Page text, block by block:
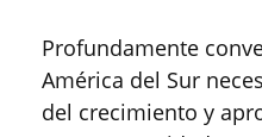
Profundamente
América del Sur
del crecimiento y